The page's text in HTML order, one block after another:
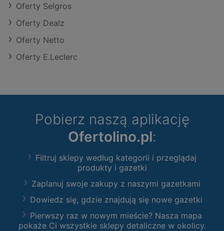
Oferty Selgros
Oferty Dealz
Oferty Netto
Oferty E.Leclerc
Pobierz naszą aplikację
Ofertolino.pl:
Filtruj sklepy według kategorii i przeglądaj
produkty i gazetki
Zaplanuj swoje zakupy z naszymi gazetkami
Dowiedz się, gdzie znajdują się nowe gazetki
Pierwszy raz w nowym mieście? Nasza mapa
pokaże Ci wszystkie sklepy detaliczne w okolicy.